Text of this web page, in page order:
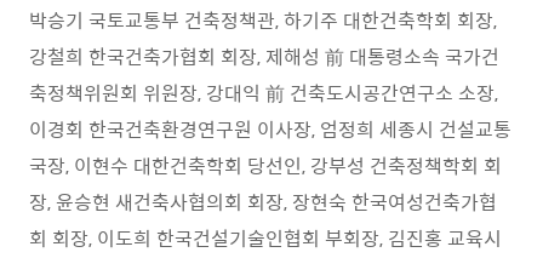
박승기 국토교통부 건축정책관,하기주 대한건축학회 회장,
강철희 한국건축가협회 회장, 제해성 前 대통령소속 국가건
축정책위원회 위원장, 강대익 前 건축도시공간연구소 소장,
이경회 한국건축환경연구원 이사장, 엄정희 세종시 건설교통
국장, 이현수 대한건축학회 당선인, 강부성 건축정책학회 회
장,윤승현 새건축사협의회 회장, 장현숙 한국여성건축가협
회 회장, 이도희 한국건설기술인협회 부회장, 김진홍 교육시